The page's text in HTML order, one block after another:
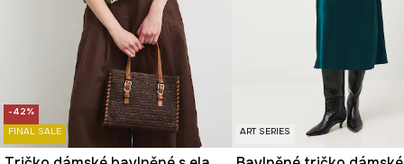
-42%
FINAL SALE
ART SERIES